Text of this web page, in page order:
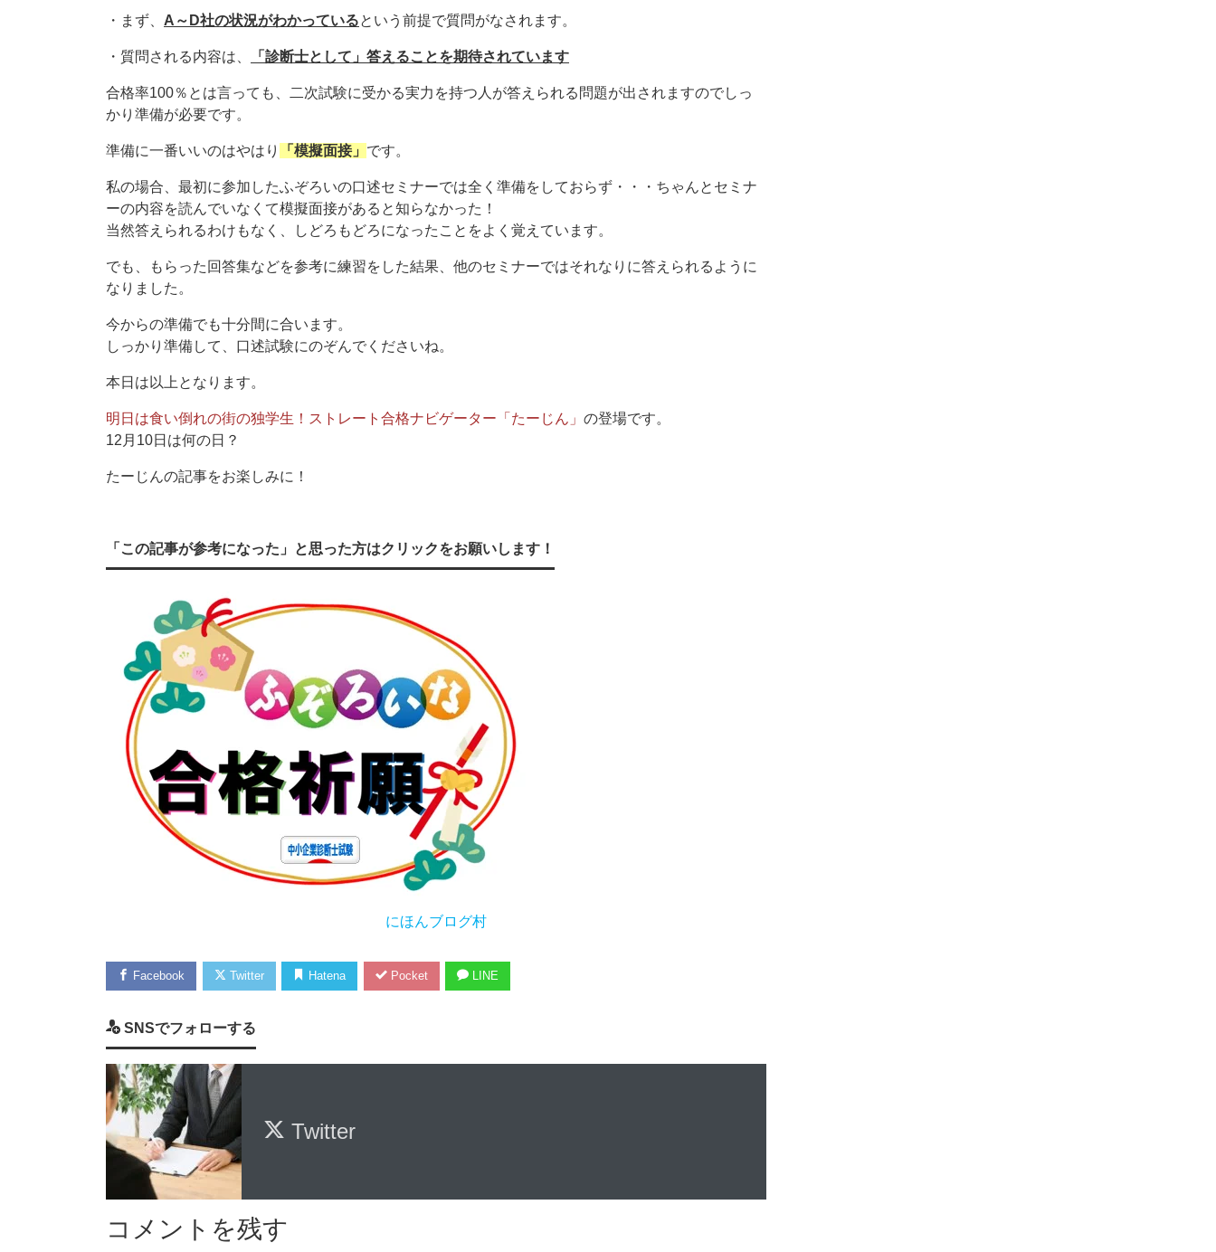
・まず、 A～D社の状況がわかっているという前提で質問がなされます。
・質問される内容は、 「診断士として」答えることを期待されています
合格率100％とは言っても、二次試験に受かる実力を持つ人が答えられる問題が出されますのでしっ
かり準備が必要です。
準備に一番いいのはやはり 「模擬面接」 です。
私の場合、最初に参加したふぞろいの口述セミナーでは全く準備をしておらず・・・ちゃんとセミナ
ーの内容を読んでいなくて模擬面接があると知らなかった！
当然答えられるわけもなく、しどろもどろになったことをよく覚えています。
でも、もらった回答集などを参考に練習をした結果、他のセミナーではそれなりに答えられるように
なりました。
今からの準備でも十分間に合います。
しっかり準備して、口述試験にのぞんでくださいね。
本日は以上となります。
明日は食い倒れの街の独学生！ストレート合格ナビゲーター「たーじん」 の登場です。
12月10日は何の日？
たーじんの記事をお楽しみに！
「この記事が参考になった」と思った方はクリックをお願いします！
にほんブログ村
Facebook Twitter Hatena Pocket LINE
SNSでフォローする
Twitter
コメントを残す